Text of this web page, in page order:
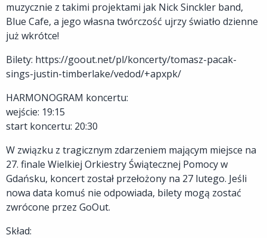
muzycznie z takimi projektami jak Nick Sinckler band,
Blue Cafe, a jego własna twórczość ujrzy światło dzienne
już wkrótce!
Bilety: https://goout.net/pl/koncerty/tomasz-pacak-
sings-justin-timberlake/vedod/+apxpk/
HARMONOGRAM koncertu:
wejście: 19:15
start koncertu: 20:30
W związku z tragicznym zdarzeniem mającym miejsce na
27. finale Wielkiej Orkiestry Świątecznej Pomocy w
Gdańsku, koncert został przełożony na 27 lutego. Jeśli
nowa data komuś nie odpowiada, bilety mogą zostać
zwrócone przez GoOut.
Skład: